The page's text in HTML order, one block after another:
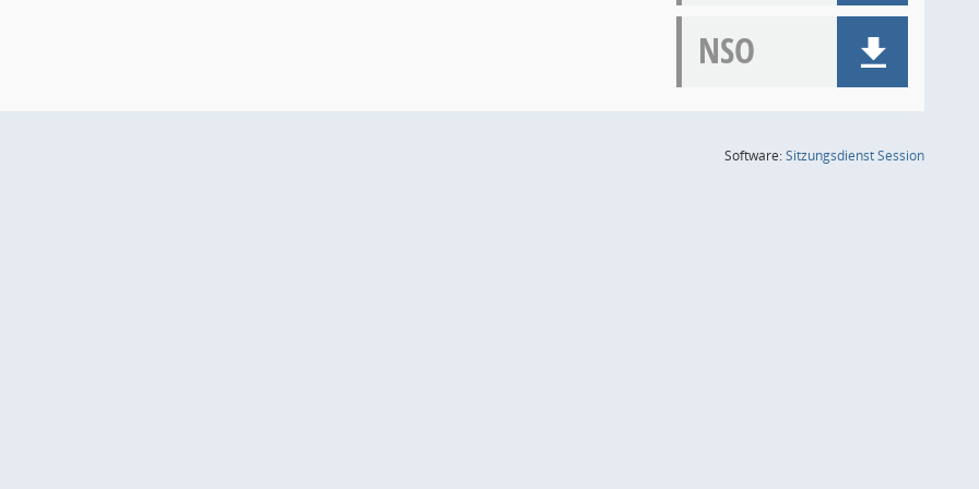
NSO
Software:SitzungsdienstSession(Wird in